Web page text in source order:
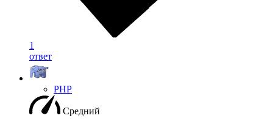
1
ответ
PHP
Средний